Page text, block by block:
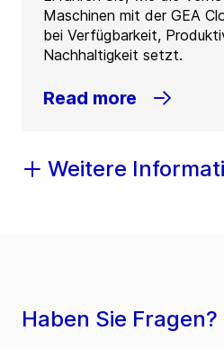
Maschinen mit der GEA
bei Verfügbarkeit,
Nachhaltigkeit setzt.
Read more
Weitere
Haben Sie Fragen?